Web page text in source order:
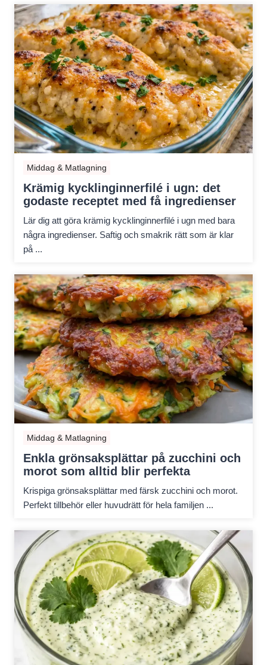
Middag & Matlagning
Krämig kycklinginnerfilé i ugn: det
godaste receptet med få ingredienser
Lär dig att göra krämig kycklinginnerfilé i ugn med bara
några ingredienser. Saftig och smakrik rätt som är klar
på ...
Middag & Matlagning
Enkla grönsaksplättar på zucchini och
morot som alltid blir perfekta
Krispiga grönsaksplättar med färsk zucchini och morot.
Perfekt tillbehör eller huvudrätt för hela familjen ...